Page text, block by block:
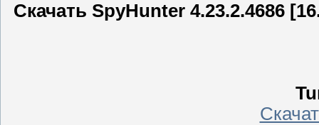
Скачать SpyHunter 4.23.2.4686